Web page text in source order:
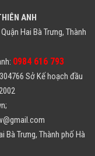
ANH
Hai Bà Trưng, Thành
0984 616 793
Sở Kế hoạch đầu
Bà Trưng, Thành phố Hà